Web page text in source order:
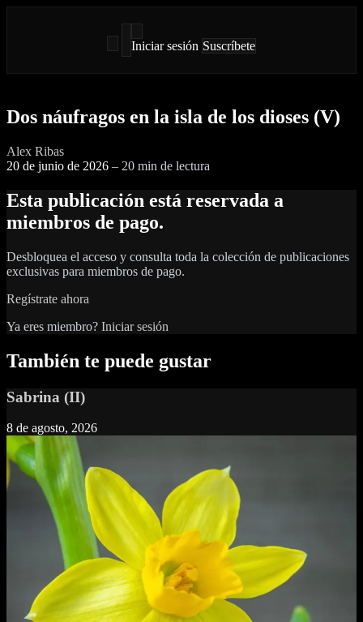
Iniciar sesión Suscríbete
Dos náufragos en la isla de los dioses (V)
Alex Ribas
20 de junio de 2026 – 20 min de lectura
Esta publicación está reservada a
miembros de pago.
Desbloquea el acceso y consulta toda la colección de publicaciones
exclusivas para miembros de pago.
Regístrate ahora
Ya eres miembro? Iniciar sesión
También te puede gustar
Sabrina (II)
8 de agosto, 2026